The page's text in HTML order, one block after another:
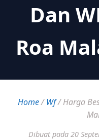
Dan
Roa
Home/Wf/Harga
Dibuat pada 20